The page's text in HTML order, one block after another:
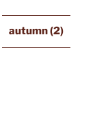
autumn(2)